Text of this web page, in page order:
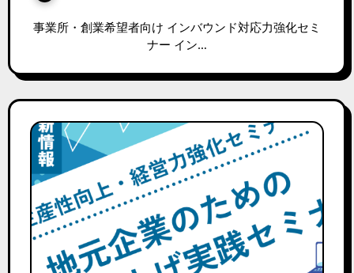
事業所・創業希望者向け インバウンド対応力強化セミ
ナー イン…